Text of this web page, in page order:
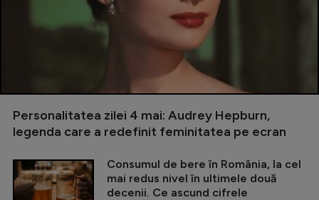
Personalitatea zilei 4 mai: Audrey Hepburn,
legenda care a redefinit feminitatea pe ecran
Consumul de bere în România, la cel
mai redus nivel în ultimele două
decenii. Ce ascund cifrele